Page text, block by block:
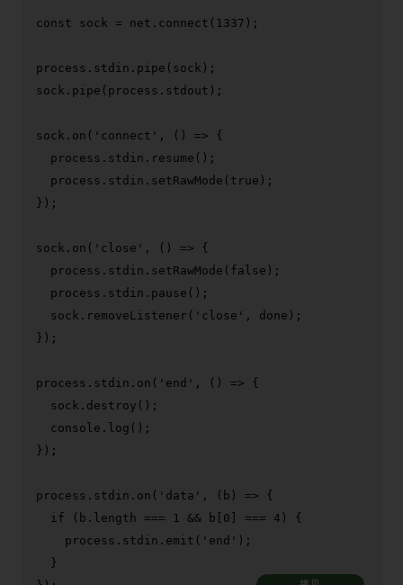
const sock = net. connect ( 1337 );
process. stdin . pipe (sock);
sock. pipe (process. stdout );
sock. on ( 'connect' , () => {
  process.
stdin . resume ();
  process.
stdin . setRawMode ( true );
});
sock. on ( 'close' , () => {
  process.
stdin . setRawMode ( false );
  process.
stdin . pause ();
  sock.
removeListener ( 'close' , done);
});
process. stdin . on ( 'end' , () => {
  sock.
destroy ();
console . log ();
});
process. stdin . on ( 'data' , ( b ) => {
if (b. length === 1 && b[ 0 ] === 4 ) {
    process.
stdin . emit ( 'end' );
  }